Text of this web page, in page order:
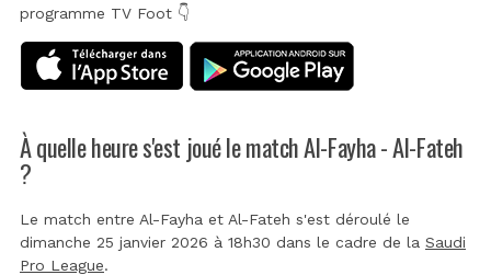
programme TV Foot 👇
À quelle heure s'est joué le match Al-Fayha - Al-Fateh
?
Le match entre Al-Fayha et Al-Fateh s'est déroulé le
dimanche 25 janvier 2026 à 18h30 dans le cadre de la Saudi
Pro League.